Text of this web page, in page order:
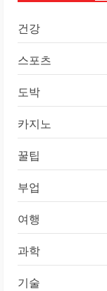
건강
스포츠
도박
카지노
꿀팁
부업
여행
과학
기술